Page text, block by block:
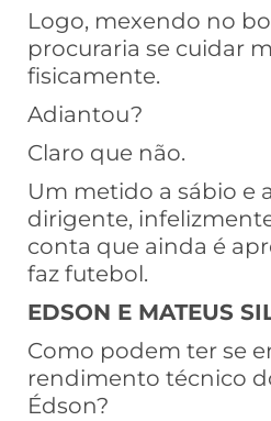
Logo, mexendo no
procuraria se cuidar
fisicamente.
Adiantou?
Claro que não.
Um metido a sábio e
dirigente,
conta que ainda é
faz futebol.
EDSON E MATEUS
Como podem ter se
rendimento técnico
Édson?